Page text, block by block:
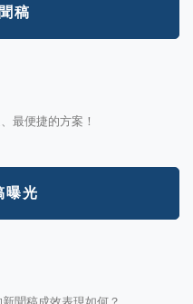
稿
最便捷的方案！
曝光